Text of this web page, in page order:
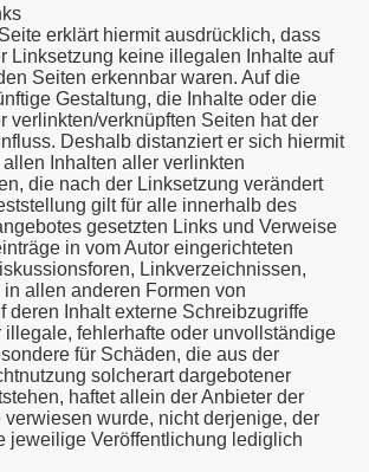
erklärt hiermit ausdrücklich, dass
Linksetzung keine illegalen Inhalte auf
Seiten erkennbar waren. Auf die
Gestaltung, die Inhalte oder die
verlinkten/verknüpften Seiten hat der
Deshalb distanziert er sich hiermit
Inhalten aller verlinkten
die nach der Linksetzung verändert
gilt für alle innerhalb des
gesetzten Links und Verweise
in vom Autor eingerichteten
Linkverzeichnissen,
allen anderen Formen von
deren Inhalt externe Schreibzugriffe
illegale, fehlerhafte oder unvollständige
für Schäden, die aus der
solcherart dargebotener
haftet allein der Anbieter der
verwiesen wurde, nicht derjenige, der
jeweilige Veröffentlichung lediglich